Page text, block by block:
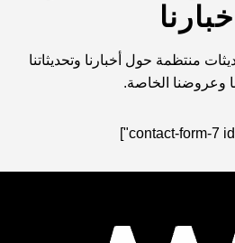
اخبارنا
منتظمة حول أخبارنا وتحديثاتنا
وعروضنا الخاصة.